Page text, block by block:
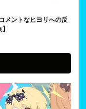
メントなヒヨリへの反